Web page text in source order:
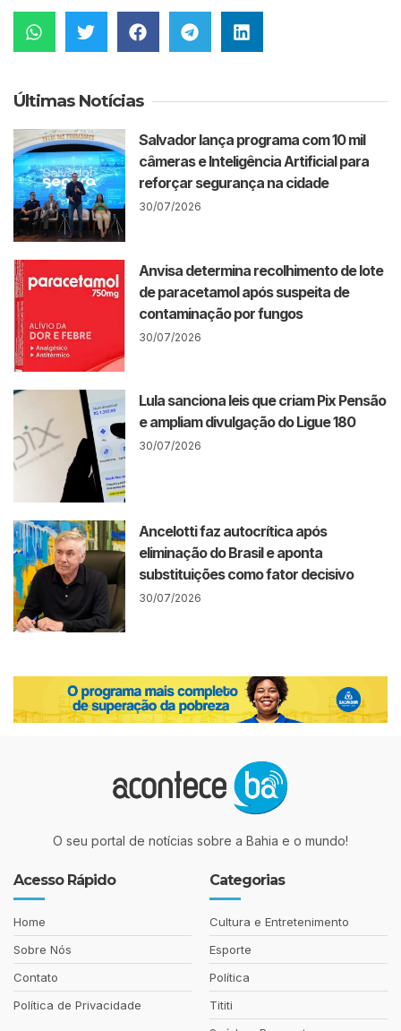
Últimas Notícias
Salvador lança programa com 10 mil
câmeras e Inteligência Artificial para
reforçar segurança na cidade
30/07/2026
Anvisa determina recolhimento de lote
de paracetamol após suspeita de
contaminação por fungos
30/07/2026
Lula sanciona leis que criam Pix Pensão
e ampliam divulgação do Ligue 180
30/07/2026
Ancelotti faz autocrítica após
eliminação do Brasil e aponta
substituições como fator decisivo
30/07/2026
O seu portal de notícias sobre a Bahia e o mundo!
Acesso Rápido
Home
Sobre Nós
Contato
Política de Privacidade
Categorias
Cultura e Entretenimento
Esporte
Política
Tititi